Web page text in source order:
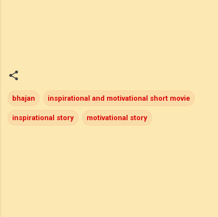
bhajan inspirational and motivational short movie
inspirational story motivational story